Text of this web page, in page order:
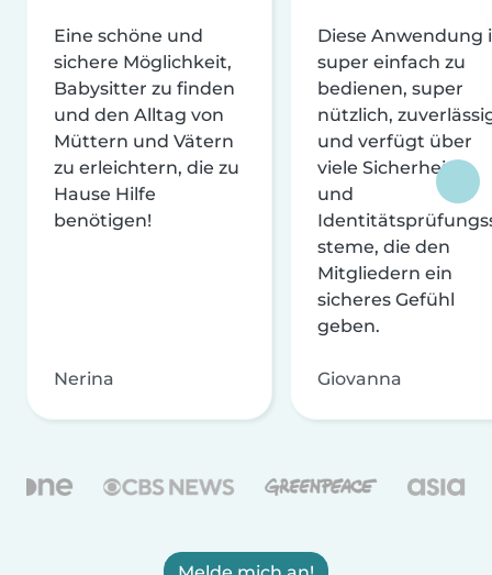
Eine schöne und
sichere Möglichkeit,
Babysitter zu finden
und den Alltag von
Müttern und Vätern
zu erleichtern, die zu
Hause Hilfe
benötigen!
Nerina
Diese Anwendung
super einfach zu
bedienen, super
nützlich,
und verfügt über
viele Sicherheits-
und
steme, die den
Mitgliedern ein
sicheres Gefühl
geben.
Giovanna